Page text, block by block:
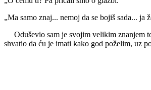
„Ma samo znaj... nemoj da se bojiš sada... ja
Oduševio sam je svojim velikim znanjem
shvatio da ću je imati kako god poželim, uz